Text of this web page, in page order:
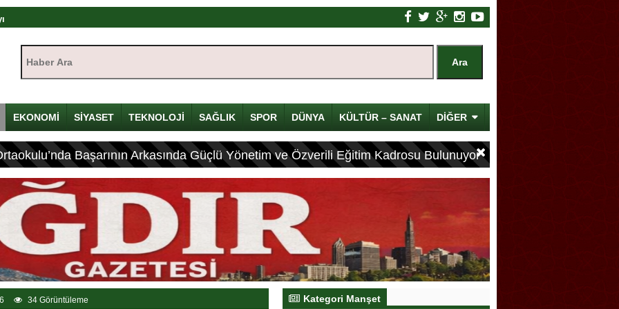
Davulunu Kırdı
Lira!
Iğdır’da başlıyor
EKONOMİ SİYASET TEKNOLOJİ SAĞLIK SPOR DÜNYA KÜLTÜR – SANAT DİĞER
Başarının Arkasında Güçlü Yönetim ve Özverili Eğitim Kadrosu Bulunuyor
34 Görüntüleme Kategori Manşet